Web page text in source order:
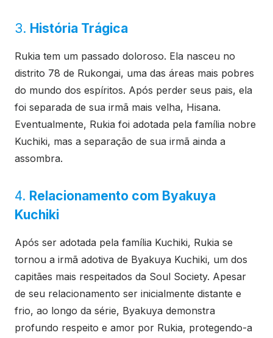
3. História Trágica
Rukia tem um passado doloroso. Ela nasceu no
distrito 78 de Rukongai, uma das áreas mais pobres
do mundo dos espíritos. Após perder seus pais, ela
foi separada de sua irmã mais velha, Hisana.
Eventualmente, Rukia foi adotada pela família nobre
Kuchiki, mas a separação de sua irmã ainda a
assombra.
4. Relacionamento com Byakuya
Kuchiki
Após ser adotada pela família Kuchiki, Rukia se
tornou a irmã adotiva de Byakuya Kuchiki, um dos
capitães mais respeitados da Soul Society. Apesar
de seu relacionamento ser inicialmente distante e
frio, ao longo da série, Byakuya demonstra
profundo respeito e amor por Rukia, protegendo-a